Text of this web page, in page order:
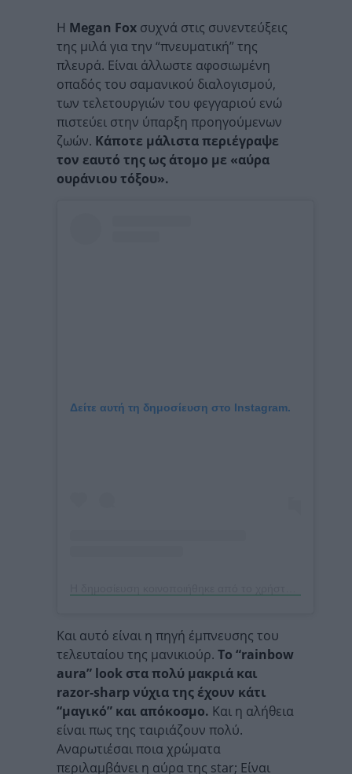
Η Megan Fox συχνά στις συνεντεύξεις
της μιλά για την “πνευματική” της
πλευρά. Είναι άλλωστε αφοσιωμένη
οπαδός του σαμανικού διαλογισμού,
των τελετουργιών του φεγγαριού ενώ
πιστεύει στην ύπαρξη προηγούμενων
ζωών. Κάποτε μάλιστα περιέγραψε
τον εαυτό της ως άτομο με «αύρα
ουράνιου τόξου».
Δείτε αυτή τη δημοσίευση στο Instagram.
Και αυτό είναι η πηγή έμπνευσης του
τελευταίου της μανικιούρ. Το “rainbow
aura” look στα πολύ μακριά και
razor-sharp νύχια της έχουν κάτι
“μαγικό” και απόκοσμο. Και η αλήθεια
είναι πως της ταιριάζουν πολύ.
Αναρωτιέσαι ποια χρώματα
περιλαμβάνει η αύρα της star; Είναι